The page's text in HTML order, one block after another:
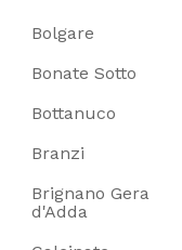
Bolgare
Bonate Sotto
Bottanuco
Branzi
Brignano Gera
d'Adda